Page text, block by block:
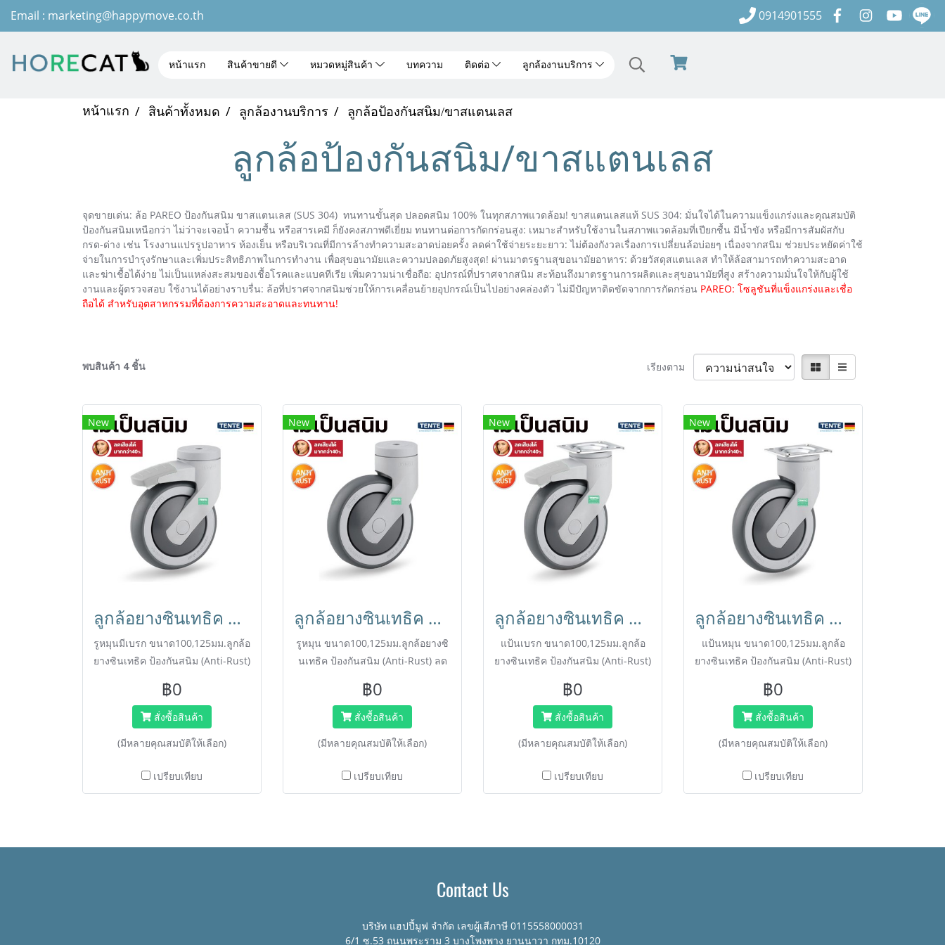
Email : marketing@happymove.co.th 0914901555
หน้าแรก สินค้าขายดี หมวดหมู่สินค้า บทความ ติดต่อ ลูกล้องานบริการ
หน้าแรก สินค้าทั้งหมด ลูกล้องานบริการ ลูกล้อป้องกันสนิม/ขาสแตนเลส
ลูกล้อป้องกันสนิม/ขาสแตนเลส
จุดขายเด่น: ล้อ PAREO ป้องกันสนิม ขาสแตนเลส (SUS 304) ทนทานขั้นสุด ปลอดสนิม 100% ในทุกสภาพแวดล้อม! ขาสแตนเลสแท้ SUS 304: มั่นใจได้ในความแข็งแกร่งและคุณสมบัติ
ป้องกันสนิมเหนือกว่า ไม่ว่าจะเจอน้ำ ความชื้น หรือสารเคมี ก็ยังคงสภาพดีเยี่ยม ทนทานต่อการกัดกร่อนสูง: เหมาะสำหรับใช้งานในสภาพแวดล้อมที่เปียกชื้น มีน้ำขัง หรือมีการสัมผัสกับ
กรด-ด่าง เช่น โรงงานแปรรูปอาหาร ห้องเย็น หรือบริเวณที่มีการล้างทำความสะอาดบ่อยครั้ง ลดค่าใช้จ่ายระยะยาว: ไม่ต้องกังวลเรื่องการเปลี่ยนล้อบ่อยๆ เนื่องจากสนิม ช่วยประหยัดค่าใช้
จ่ายในการบำรุงรักษาและเพิ่มประสิทธิภาพในการทำงาน เพื่อสุขอนามัยและความปลอดภัยสูงสุด! ผ่านมาตรฐานสุขอนามัยอาหาร: ด้วยวัสดุสแตนเลส ทำให้ล้อสามารถทำความสะอาด
และฆ่าเชื้อได้ง่าย ไม่เป็นแหล่งสะสมของเชื้อโรคและแบคทีเรีย เพิ่มความน่าเชื่อถือ: อุปกรณ์ที่ปราศจากสนิม สะท้อนถึงมาตรฐานการผลิตและสุขอนามัยที่สูง สร้างความมั่นใจให้กับผู้ใช้
งานและผู้ตรวจสอบ ใช้งานได้อย่างราบรื่น: ล้อที่ปราศจากสนิมช่วยให้การเคลื่อนย้ายอุปกรณ์เป็นไปอย่างคล่องตัว ไม่มีปัญหาติดขัดจากการกัดกร่อน PAREO: โซลูชันที่แข็งแกร่งและเชื่อ
ถือได้ สำหรับอุตสาหกรรมที่ต้องการความสะอาดและทนทาน!
พบสินค้า 4 ชิ้น เรียงตาม
New
ลูกล้อยางซินเทธิค Anti-Rust ไม่เป็นสนิม น้ำหนักเบา เข็นเงียบ ลดเสียงกว่า40% รูหมุนมีเบรก TENTE
รูหมุนมีเบรก ขนาด100,125มม.ลูกล้อ
ยางซินเทธิค ป้องกันสนิม (Anti-Rust)
มาตรฐาน DIN EN ISO 9001 เหมาะ
สำหรับโรงแรม งานบริการ
฿0
สั่งซื้อสินค้า
(มีหลายคุณสมบัติให้เลือก)
เปรียบเทียบ
New
ลูกล้อยางซินเทธิค Anti-Rust ไม่เป็นสนิม น้ำหนักเบา เข็นเงียบ ลดเสียงกว่า40% รูหมุน TENTE
รูหมุน ขนาด100,125มม.ลูกล้อยางซิ
นเทธิค ป้องกันสนิม (Anti-Rust) ลด
DIN EN ISO 9001 เหมาะสำหรับ
โรงแรม งานบริการ
฿0
สั่งซื้อสินค้า
(มีหลายคุณสมบัติให้เลือก)
เปรียบเทียบ
New
ลูกล้อยางซินเทธิค Anti-Rust ไม่เป็นสนิม น้ำหนักเบา เข็นเงียบ ลดเสียงกว่า40% แป้นเบรก TENTE
แป้นเบรก ขนาด100,125มม.ลูกล้อ
ยางซินเทธิค ป้องกันสนิม (Anti-Rust)
มาตรฐาน DIN EN ISO 9001 เหมาะ
สำหรับโรงแรม งานบริการ
฿0
สั่งซื้อสินค้า
(มีหลายคุณสมบัติให้เลือก)
เปรียบเทียบ
New
ลูกล้อยางซินเทธิค Anti-Rust ไม่เป็นสนิม น้ำหนักเบา เข็นเงียบ ลดเสียงกว่า40% แป้นหมุน TENTE
แป้นหมุน ขนาด100,125มม.ลูกล้อ
ยางซินเทธิค ป้องกันสนิม (Anti-Rust)
มาตรฐาน DIN EN ISO 9001 เหมาะ
สำหรับโรงแรม งานบริการ
฿0
สั่งซื้อสินค้า
(มีหลายคุณสมบัติให้เลือก)
เปรียบเทียบ
Contact Us
บริษัท แฮปปี้มูฟ จำกัด เลขผู้เสีภาษี 0115558000031
6/1 ซ.53 ถนนพระราม 3 บางโพงพาง ยานนาวา กทม.10120